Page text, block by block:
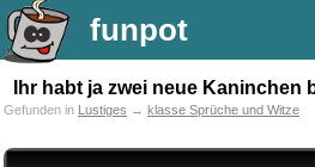
funpot
Ihr habt ja zwei neue Kaninchen
Gefunden in Lustiges → klasse Sprüche und Witze